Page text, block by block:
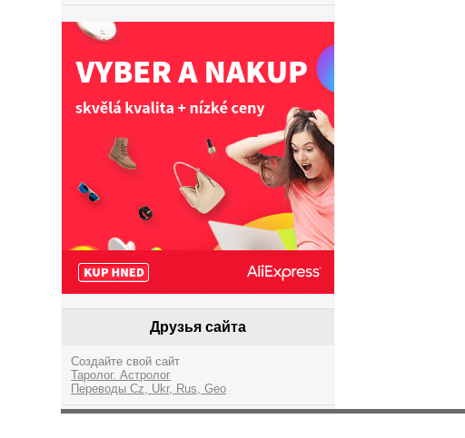
Друзья сайта
Создайте свой сайт
Таролог. Астролог
Переводы Cz, Ukr, Rus, Geo